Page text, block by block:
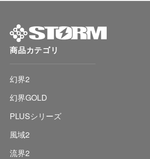
商品カテゴリ
幻界2
幻界GOLD
PLUSシリーズ
風域2
流界2